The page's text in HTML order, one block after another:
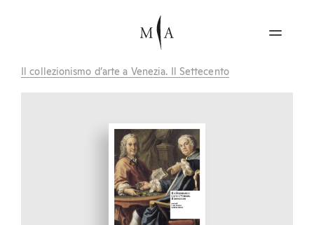
Il collezionismo d’arte a Venezia. Il Settecento